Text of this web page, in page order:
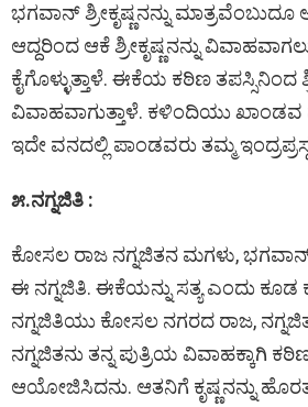
ಭಗವಾನ್‌ ಶ್ರೀಕೃಷ್ಣನನ್ನು ಮಾತ್ರವೆಂಬುದೂ
ಆದ್ದರಿಂದ ಆಕೆ ಶ್ರೀಕೃಷ್ಣನನ್ನು
ಕೈಗೊಳ್ಳುತ್ತಾಳೆ. ಈಕೆಯ ಕಠಿಣ ತಪಸ್ಸಿನಿಂದ
ವಿವಾಹವಾಗುತ್ತಾಳೆ. ಕಳಿಂದಿಯು ಖಾಂಡವ
ಇದೇ ವನದಲ್ಲಿ ಪಾಂಡವರು ತಮ್ಮ
೫.ನಗ್ನಜಿತಿ :
ಕೋಸಲ ರಾಜ ನಗ್ನಜಿತನ ಮಗಳು, ಭಗವಾನ್‌
ಈ ನಗ್ನಜಿತಿ. ಈಕೆಯನ್ನು ಸತ್ಯ ಎಂದು ಕೂಡ
ನಗ್ನಜಿತಿಯು ಕೋಸಲ ನಗರದ ರಾಜ,
ನಗ್ನಜಿತನು ತನ್ನ ಪುತ್ರಿಯ ವಿವಾಹಕ್ಕಾಗಿ
ಆಯೋಜಿಸಿದನು. ಆತನಿಗೆ ಕೃಷ್ಣನನ್ನು